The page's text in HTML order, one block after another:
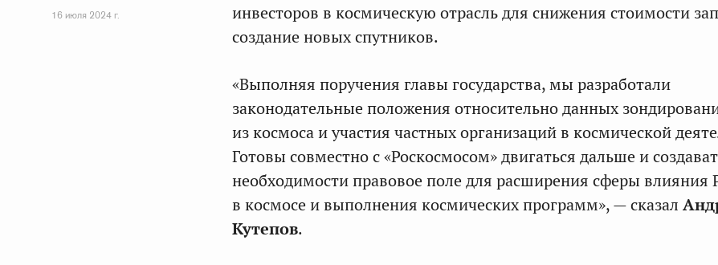
16 июля 2024 г.
инвесторов в космическую отрасль для снижения стоимости
создание новых спутников.
«Выполняя поручения главы государства, мы разработали
законодательные положения относительно данных
из космоса и участия частных организаций в космической
Готовы совместно с «Роскосмосом» двигаться дальше и
необходимости правовое поле для расширения сферы влияния
в космосе и выполнения космических программ», — сказал
Кутепов.